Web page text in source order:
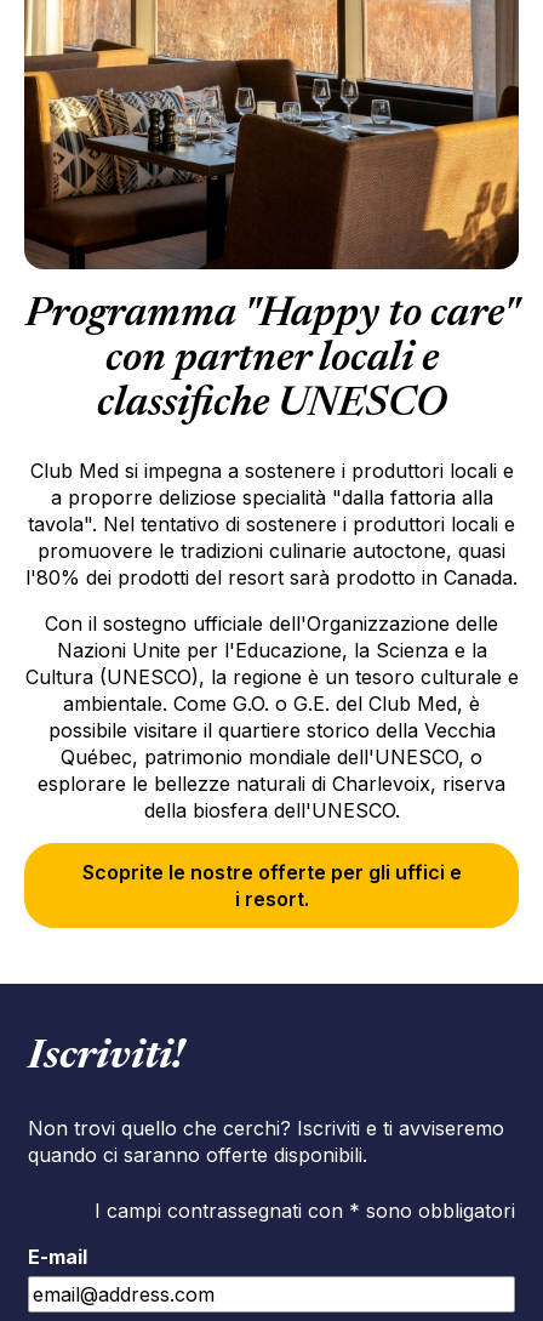
Programma "Happy to care"
con partner locali e
classifiche UNESCO
Club Med si impegna a sostenere i produttori locali e
a proporre deliziose specialità "dalla fattoria alla
tavola". Nel tentativo di sostenere i produttori locali e
promuovere le tradizioni culinarie autoctone, quasi
l'80% dei prodotti del resort sarà prodotto in Canada.
Con il sostegno ufficiale dell'Organizzazione delle
Nazioni Unite per l'Educazione, la Scienza e la
Cultura (UNESCO), la regione è un tesoro culturale e
ambientale. Come G.O. o G.E. del Club Med, è
possibile visitare il quartiere storico della Vecchia
Québec, patrimonio mondiale dell'UNESCO, o
esplorare le bellezze naturali di Charlevoix, riserva
della biosfera dell'UNESCO.
Scoprite le nostre offerte per gli uffici e
i resort.
Iscriviti!
Non trovi quello che cerchi? Iscriviti e ti avviseremo
quando ci saranno offerte disponibili.
I campi contrassegnati con * sono obbligatori
E-mail